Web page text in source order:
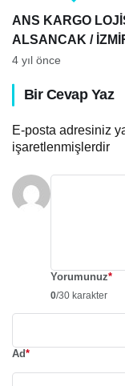
ANS KARGO
ALSANCAK /
4 yıl önce
Bir Cevap Yaz
E-posta adresiniz
işaretlenmişlerdir
Yorumunuz*
0/30 karakter
Ad*